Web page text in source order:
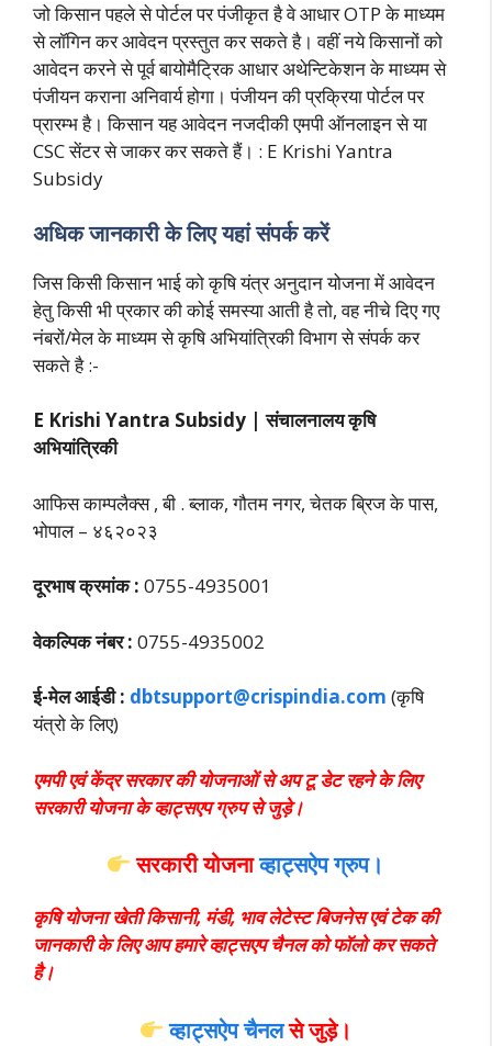
जो किसान पहले से पोर्टल पर पंजीकृत है वे आधार OTP के माध्यम
से लॉगिन कर आवेदन प्रस्तुत कर सकते है। वहीं नये किसानों को
आवेदन करने से पूर्व बायोमैट्रिक आधार अथेन्टिकेशन के माध्यम से
पंजीयन कराना अनिवार्य होगा। पंजीयन की प्रक्रिया पोर्टल पर
प्रारम्भ है। किसान यह आवेदन नजदीकी एमपी ऑनलाइन से या
CSC सेंटर से जाकर कर सकते हैं। : E Krishi Yantra
Subsidy
अधिक जानकारी के लिए यहां संपर्क करें
जिस किसी किसान भाई को कृषि यंत्र अनुदान योजना में आवेदन
हेतु किसी भी प्रकार की कोई समस्या आती है तो, वह नीचे दिए गए
नंबरों/मेल के माध्यम से कृषि अभियांत्रिकी विभाग से संपर्क कर
सकते है :-
E Krishi Yantra Subsidy | संचालनालय कृषि
अभियांत्रिकी
आफिस काम्पलैक्स , बी . ब्लाक, गौतम नगर, चेतक ब्रिज के पास,
भोपाल – ४६२०२३
दूरभाष क्रमांक : 0755-4935001
वेकल्पिक नंबर : 0755-4935002
ई-मेल आईडी : dbtsupport@crispindia.com (कृषि
यंत्रो के लिए)
एमपी एवं केंद्र सरकार की योजनाओं से अप टू डेट रहने के लिए
सरकारी योजना के व्हाट्सएप ग्रुप से जुड़े।
सरकारी योजनाव्हाट्सऐप ग्रुप।
कृषि योजना खेती किसानी, मंडी, भाव लेटेस्ट बिजनेस एवं टेक की
जानकारी के लिए आप हमारे व्हाट्सएप चैनल को फॉलो कर सकते
है।
व्हाट्सऐप चैनलसे जुड़े।